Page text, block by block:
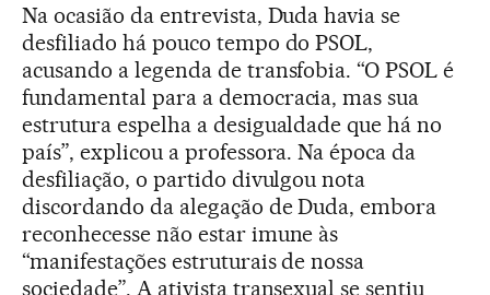
Na ocasião da entrevista, Duda havia se
desfiliado há pouco tempo do PSOL,
acusando a legenda de transfobia. “O PSOL é
fundamental para a democracia, mas sua
estrutura espelha a desigualdade que há no
país”, explicou a professora. Na época da
desfiliação, o partido divulgou nota
discordando da alegação de Duda, embora
reconhecesse não estar imune às
“manifestações estruturais de nossa
sociedade”. A ativista transexual se sentiu